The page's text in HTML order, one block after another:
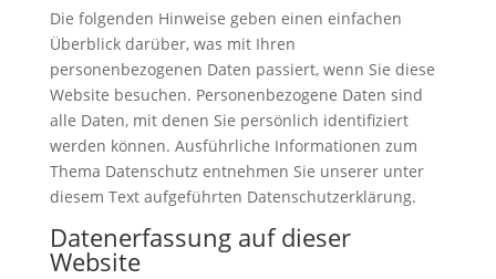
Die folgenden Hinweise geben einen einfachen
Überblick darüber, was mit Ihren
personenbezogenen Daten passiert, wenn Sie diese
Website besuchen. Personenbezogene Daten sind
alle Daten, mit denen Sie persönlich identifiziert
werden können. Ausführliche Informationen zum
Thema Datenschutz entnehmen Sie unserer unter
diesem Text aufgeführten Datenschutzerklärung.
Datenerfassung auf dieser
Website